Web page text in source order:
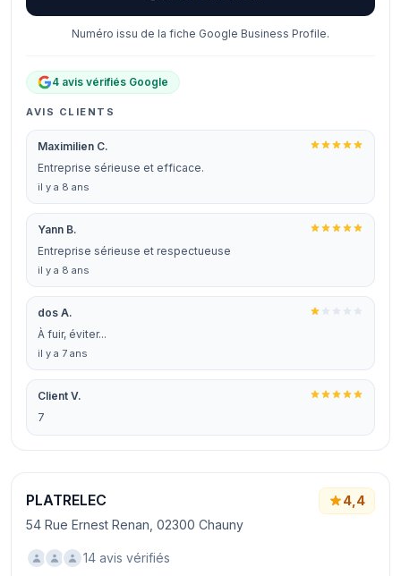
Numéro issu de la fiche Google Business Profile.
4 avis vérifiés Google
AVIS CLIENTS
Maximilien C.
Entreprise sérieuse et efficace.
il y a 8 ans
Yann B.
Entreprise sérieuse et respectueuse
il y a 8 ans
dos A.
À fuir, éviter...
il y a 7 ans
Client V.
7
PLATRELEC
54 Rue Ernest Renan, 02300 Chauny
4,4
14 avis vérifiés